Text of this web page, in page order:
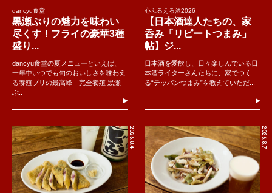
dancyu食堂
黒瀬ぶりの魅力を味わい
尽くす！フライの豪華3種
盛り...
dancyu食堂の夏メニューといえば、
一年中いつでも旬のおいしさを味わえ
る養殖ブリの最高峰「完全養殖 黒瀬
ぶ..
心ふるえる酒2026
【日本酒達人たちの、家
呑み「リピートつまみ」
帖】ジ...
日本酒を愛飲し、日々楽しんでいる日
本酒ライターさんたちに、家でつく
る“テッパンつまみ”を教えていただ...
2026.8.4 2026.8.7